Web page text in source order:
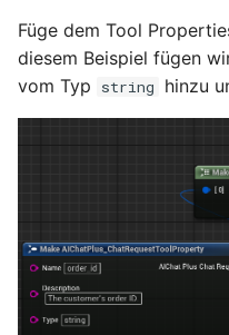
Füge dem Tool
diesem Beispiel fügen
vom Typ string hinzu